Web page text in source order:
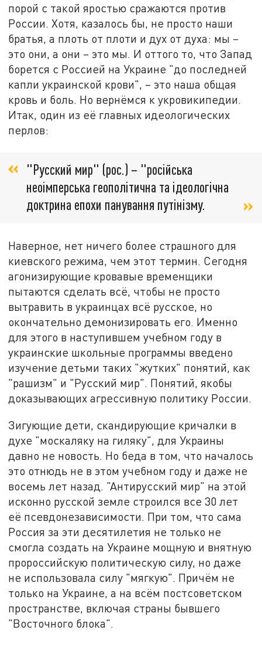
порой с такой яростью сражаются против
России. Хотя, казалось бы, не просто наши
братья, а плоть от плоти и дух от духа: мы –
это они, а они – это мы. И оттого то, что Запад
борется с Россией на Украине "до последней
капли украинской крови", – это наша общая
кровь и боль. Но вернёмся к укровикипедии.
Итак, один из её главных идеологических
перлов:
"Русский мир" (рос.) – "російська
неоімперська геополітична та ідеологічна
доктрина епохи панування путінізму.
Наверное, нет ничего более страшного для
киевского режима, чем этот термин. Сегодня
агонизирующие кровавые временщики
пытаются сделать всё, чтобы не просто
вытравить в украинцах всё русское, но
окончательно демонизировать его. Именно
для этого в наступившем учебном году в
украинские школьные программы введено
изучение детьми таких "жутких" понятий, как
"рашизм" и "Русский мир". Понятий, якобы
доказывающих агрессивную политику России.
Зигующие дети, скандирующие кричалки в
духе "москаляку на гиляку", для Украины
давно не новость. Но беда в том, что началось
это отнюдь не в этом учебном году и даже не
восемь лет назад. "Антирусский мир" на этой
исконно русской земле строился все 30 лет
её псевдонезависимости. При том, что сама
Россия за эти десятилетия не только не
смогла создать на Украине мощную и внятную
пророссийскую политическую силу, но даже
не использовала силу "мягкую". Причём не
только на Украине, а на всём постсоветском
пространстве, включая страны бывшего
"Восточного блока".